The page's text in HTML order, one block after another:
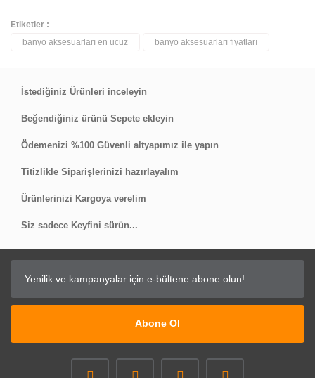
Bu ürüne ilk yorumu siz yapın!
Yorum Yaz
Etiketler :
banyo aksesuarları en ucuz
banyo aksesuarları fiyatları
İstediğiniz Ürünleri inceleyin
Beğendiğiniz ürünü Sepete ekleyin
Ödemenizi %100 Güvenli altyapımız ile yapın
Titizlikle Siparişlerinizi hazırlayalım
Ürünlerinizi Kargoya verelim
Siz sadece Keyfini sürün...
Abone Ol